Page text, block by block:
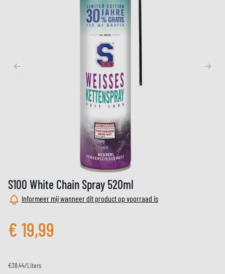
S100 White Chain Spray 520ml
Informeer mij wanneer dit product op voorraad is
€ 19,99
€38,44/Liters